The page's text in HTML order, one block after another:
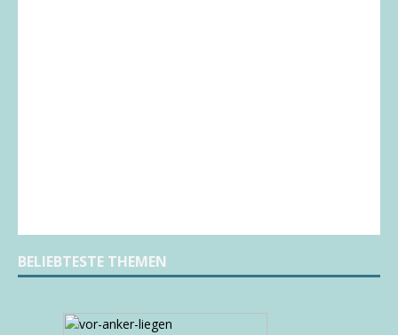
BELIEBTESTE THEMEN